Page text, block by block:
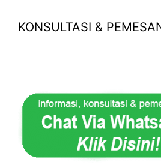
KONSULTASI &